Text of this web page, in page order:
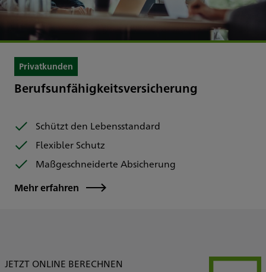
Privatkunden
Berufsunfähigkeitsversicherung
Schützt den Lebensstandard
Flexibler Schutz
Maßgeschneiderte Absicherung
Mehr erfahren
JETZT ONLINE BERECHNEN